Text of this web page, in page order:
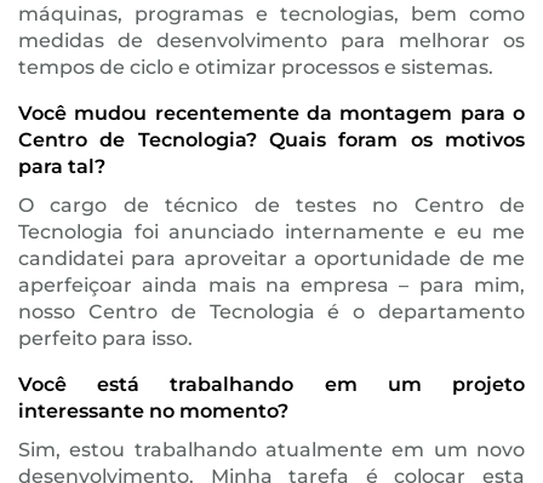
máquinas, programas e tecnologias, bem como
medidas de desenvolvimento para melhorar os
tempos de ciclo e otimizar processos e sistemas.
Você mudou recentemente da montagem para o
Centro de Tecnologia? Quais foram os motivos
para tal?
O cargo de técnico de testes no Centro de
Tecnologia foi anunciado internamente e eu me
candidatei para aproveitar a oportunidade de me
aperfeiçoar ainda mais na empresa – para mim,
nosso Centro de Tecnologia é o departamento
perfeito para isso.
Você está trabalhando em um projeto
interessante no momento?
Sim, estou trabalhando atualmente em um novo
desenvolvimento. Minha tarefa é colocar esta